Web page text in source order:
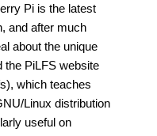
Pi is the latest
and after much
about the unique
the PiLFS website
which teaches
Linux distribution
useful on